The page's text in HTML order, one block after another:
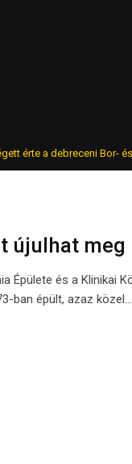
a debreceni Bor- és
újulhat meg
Épülete és a Klinikai
ban épült, azaz közel…